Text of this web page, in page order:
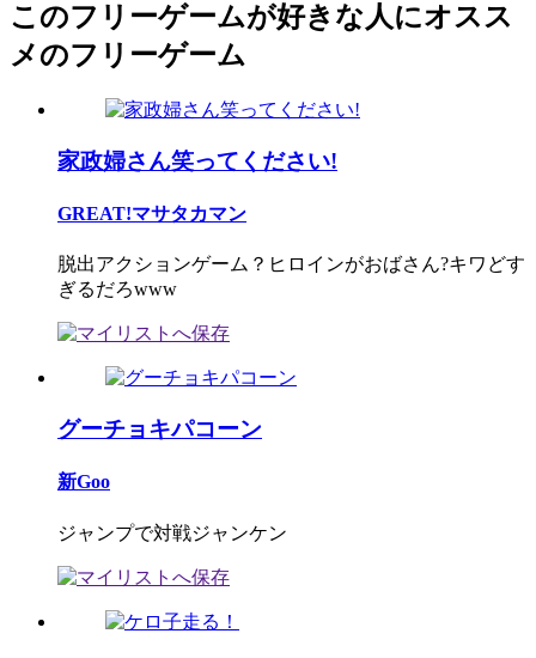
このフリーゲームが好きな人にオスス
メのフリーゲーム
家政婦さん笑ってください!
GREAT!マサタカマン
脱出アクションゲーム？ヒロインがおばさん?キワどす
ぎるだろwww
グーチョキパコーン
新Goo
ジャンプで対戦ジャンケン